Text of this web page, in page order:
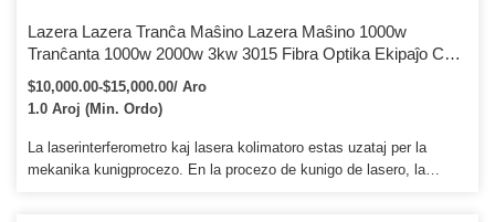
Lazera Lazera Tranĉa Maŝino Lazera Maŝino 1000w
Tranĉanta 1000w 2000w 3kw 3015 Fibra Optika Ekipaĵo Cnc
Lazera Tranĉilo Karbona Metala Fibro Laser Tranĉa Maŝino
Por Neoksidebla Ŝtalo.
$10,000.00-$15,000.00/ Aro
1.0 Aroj (Min. Ordo)
La laserinterferometro kaj lasera kolimatoro estas uzataj per la
mekanika kunigprocezo. En la procezo de kunigo de lasero, la